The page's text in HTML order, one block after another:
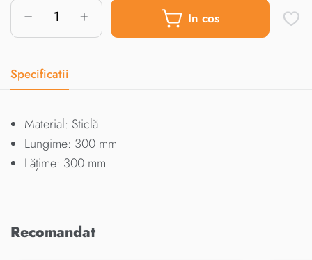
In cos
Specificatii
Material: Sticlă
Lungime: 300 mm
Lățime: 300 mm
Recomandat